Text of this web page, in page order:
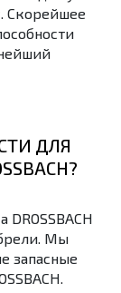
Скорейшее
ДЛЯ
Мы
запасные